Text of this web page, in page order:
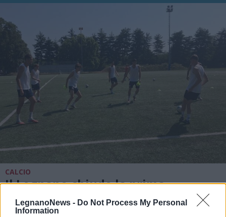
LegnanoNews - Do Not Process My Personal
Information
CALCIO
Il Legnano chiude la prima
settimana del raduno con il test
contro la Chiavazzese